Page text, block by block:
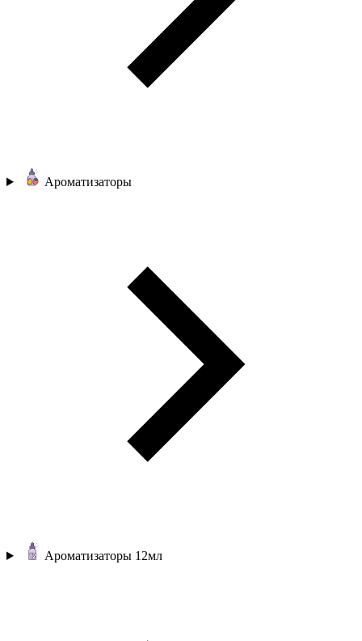
Ароматизаторы
Ароматизаторы 12мл